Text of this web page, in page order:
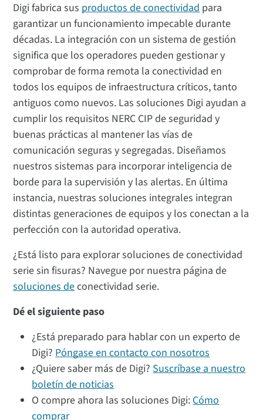
Digi fabrica susproductos de conectividadpara
garantizar un funcionamiento impecable durante
décadas. La integración con un sistema de gestión
significa que los operadores pueden gestionar y
comprobar de forma remota la conectividad en
todos los equipos de infraestructura críticos, tanto
antiguos como nuevos. Las soluciones Digi ayudan a
cumplir los requisitos NERC CIP de seguridad y
buenas prácticas al mantener las vías de
comunicación seguras y segregadas. Diseñamos
nuestros sistemas para incorporar inteligencia de
borde para la supervisión y las alertas. En última
instancia, nuestras soluciones integrales integran
distintas generaciones de equipos y los conectan a la
perfección con la autoridad operativa.
¿Está listo para explorar soluciones de conectividad
serie sin fisuras? Navegue por nuestra página de
soluciones deconectividad serie.
Dé el siguiente paso
¿Está preparado para hablar con un experto de
Digi?Póngase en contacto con nosotros
¿Quiere saber más de Digi?Suscríbase a nuestro
boletín de noticias
O compre ahora las soluciones Digi:Cómo
comprar